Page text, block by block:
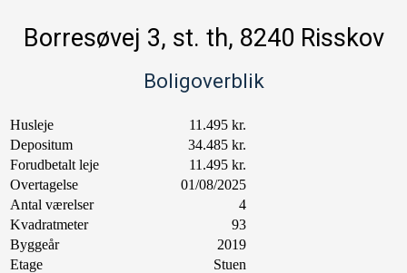
Borresøvej 3, st. th, 8240 Risskov
Boligoverblik
Husleje
11.495 kr.
Depositum
34.485 kr.
Forudbetalt leje
11.495 kr.
Overtagelse
01/08/2025
Antal værelser
4
Kvadratmeter
93
Byggeår
2019
Etage
Stuen